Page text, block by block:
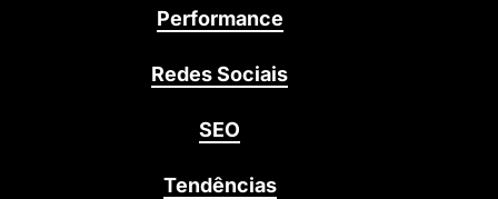
Performance
Redes Sociais
SEO
Tendências